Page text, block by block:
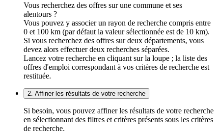
Vous recherchez des offres sur une commune et ses
alentours ?
Vous pouvez y associer un rayon de recherche compris entre
0 et 100 km (par défaut la valeur sélectionnée est de 10 km).
Si vous recherchez des offres sur deux départements, vous
devez alors effectuer deux recherches séparées.
Lancez votre recherche en cliquant sur la loupe ; la liste des
offres d'emploi correspondant à vos critères de recherche est
restituée.
2. Affiner les résultats de votre recherche
Si besoin, vous pouvez affiner les résultats de votre recherche
en sélectionnant des filtres et critères présents sous les critères
de recherche.